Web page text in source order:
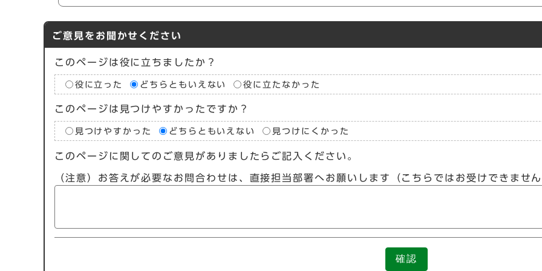
ご意見をお聞かせください
このページは役に立ちましたか？
役に立った どちらともいえない 役に立たなかった
このページは見つけやすかったですか？
見つけやすかった どちらともいえない 見つけにくかった
このページに関してのご意見がありましたらご記入ください。
（注意）お答えが必要なお問合わせは、直接担当部署へお願いします（こちらではお受けできませ
確認